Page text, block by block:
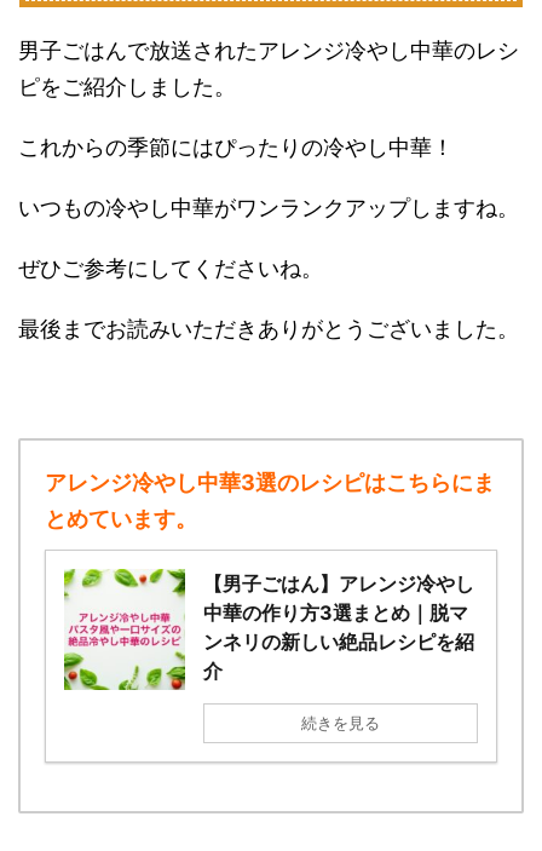
男子ごはんで放送されたアレンジ冷やし中華のレシ
ピをご紹介しました。
これからの季節にはぴったりの冷やし中華！
いつもの冷やし中華がワンランクアップしますね。
ぜひご参考にしてくださいね。
最後までお読みいただきありがとうございました。
アレンジ冷やし中華3選のレシピはこちらにま
とめています。
【男子ごはん】アレンジ冷やし
中華の作り方3選まとめ｜脱マ
ンネリの新しい絶品レシピを紹
介
続きを見る